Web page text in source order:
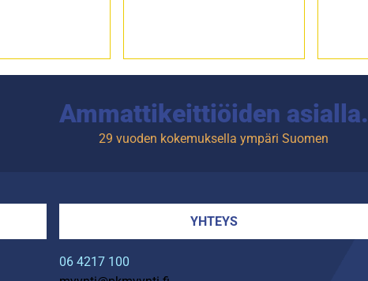
Ammattikeittiöiden asialla.
29 vuoden kokemuksella ympäri Suomen
YHTEYS
06 4217 100